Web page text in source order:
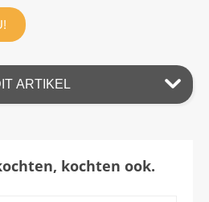
ARTIKEL
kochten ook.